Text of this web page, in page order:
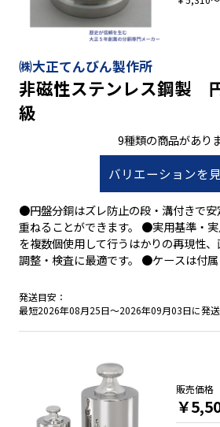
㈱大正てんびん製作所
非磁性ステンレス鋼製
級
9種類の商品があり
バリエーションを
●円盤分銅はズレ防止の段・溝付きで
重ねることができます。 ●実用基準・
を複数個使用して行うはかりの再現性
調整・検査に最適です。 ●ケースは付
発送目安：
最短2026年08月25日～2026年09月03日に発
販売価格
￥